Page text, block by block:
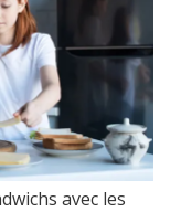
avec les